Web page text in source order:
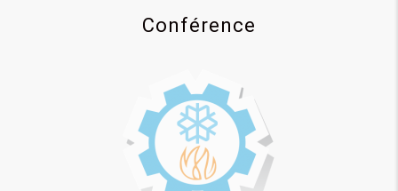
Conférence